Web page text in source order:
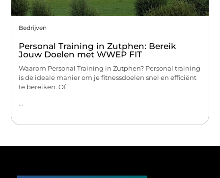
Bedrijven
Personal Training in Zutphen: Bereik
Jouw Doelen met WWEP FIT
Waarom Personal Training in Zutphen? Personal training
is de ideale manier om je fitnessdoelen snel en efficiënt
te bereiken. Of
...